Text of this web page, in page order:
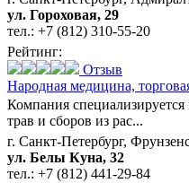
ул. Гороховая, 29
тел.: +7 (812) 310-55-20
Рейтинг:
Отзыв
Народная медицина,
Компания
трав и сборов из рас...
г. Санкт-Петербург,
ул. Белы Куна, 32
тел.: +7 (812) 441-29-84